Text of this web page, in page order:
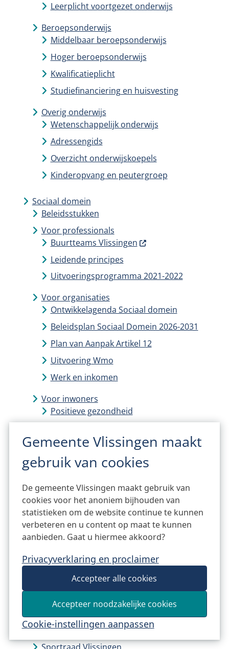
Gemeente Vlissingen maakt
gebruik van cookies
De gemeente Vlissingen maakt gebruik van
cookies voor het anoniem bijhouden van
statistieken om de website continue te kunnen
verbeteren en u content op maat te kunnen
aanbieden. Gaat u hiermee akkoord?
Privacyverklaring en proclaimer
Accepteer alle cookies
Accepteer noodzakelijke cookies
Cookie-instellingen aanpassen
Leerplicht voortgezet onderwijs
Beroepsonderwijs
Middelbaar beroepsonderwijs
Hoger beroepsonderwijs
Kwalificatieplicht
Studiefinanciering en huisvesting
Overig onderwijs
Wetenschappelijk onderwijs
Adressengids
Overzicht onderwijskoepels
Kinderopvang en peutergroep
Sociaal domein
Beleidsstukken
Voor professionals
Buurtteams Vlissingen
Leidende principes
Uitvoeringsprogramma 2021-2022
Voor organisaties
Ontwikkelagenda Sociaal domein
Beleidsplan Sociaal Domein 2026-2031
Plan van Aanpak Artikel 12
Uitvoering Wmo
Werk en inkomen
Voor inwoners
Positieve gezondheid
Doemeevlissingen.nl
JOGG: Gezonde Jeugd, Gezonde Toekomst
Nieuws JOGG
Week voor de Gezonde Jeugd 2026
Kamers met Aandacht gezocht voor
Nieuws Sociaal domein
Nieuwsberichten Sociaal domein
Sport
Informatie voor sportaanbieders